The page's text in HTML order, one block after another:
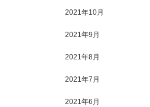
2021年10月
2021年9月
2021年8月
2021年7月
2021年6月